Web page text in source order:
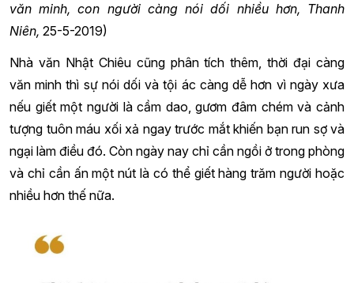
văn minh, con người càng nói dối nhiều hơn, Thanh
Niên, 25-5-2019)
Nhà văn Nhật Chiêu cũng phân tích thêm, thời đại càng
văn minh thì sự nói dối và tội ác càng dễ hơn vì ngày xưa
nếu giết một người là cầm dao, gươm đâm chém và cảnh
tượng tuôn máu xối xả ngay trước mắt khiến bạn run sợ và
ngại làm điều đó. Còn ngày nay chỉ cần ngồi ở trong phòng
và chỉ cần ấn một nút là có thể giết hàng trăm người hoặc
nhiều hơn thế nữa.